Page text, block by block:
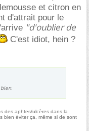
et citron en
d'attrait pour le
"d'oublier de
C'est idiot, hein ?
des aphtes/ulcères dans la
bien éviter ça, même si de sont